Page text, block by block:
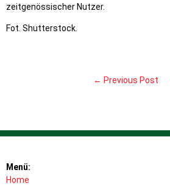
zeitgenössischer Nutzer.
Fot. Shutterstock.
← Previous Post
Menü:
Home